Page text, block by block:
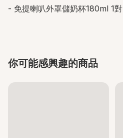
- 免提喇叭外罩儲奶杯180ml 1對
你可能感興趣的商品